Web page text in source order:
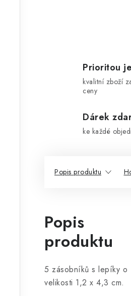
Prioritou
kvalitní zboží
ceny
Dárek
ke každé
Popis produktu
Popis
produktu
5 zásobníků s lepíky o
velikosti 1,2 x 4,3 cm.